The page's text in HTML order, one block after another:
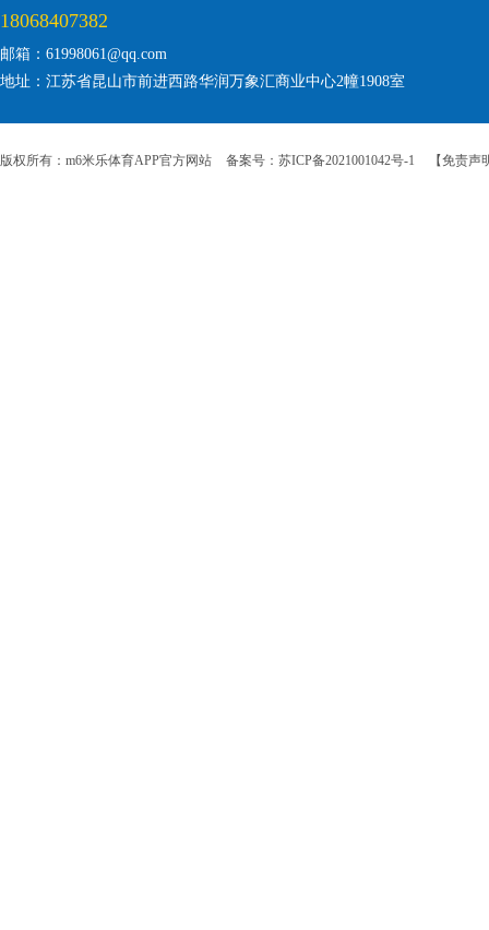
18068407382
邮箱：61998061@qq.com
地址：江苏省昆山市前进西路华润万象汇商业中心2幢1908室
版权所有：m6米乐体育APP官方网站 备案号：苏ICP备2021001042号-1 【免责声